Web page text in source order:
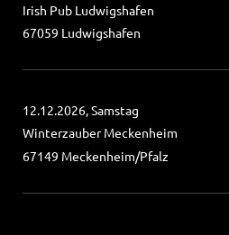
Irish Pub Ludwigshafen
67059 Ludwigshafen
12.12.2026, Samstag
Winterzauber Meckenheim
67149 Meckenheim/Pfalz